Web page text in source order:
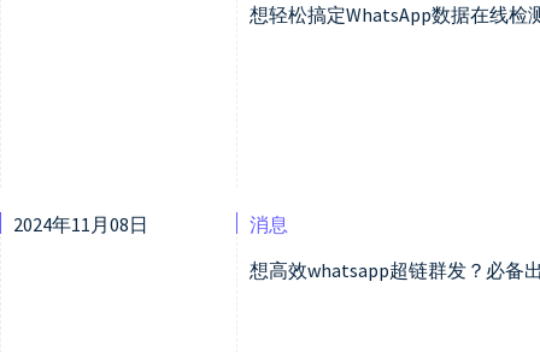
想轻松搞定WhatsApp数据在线检
2024年11月08日
消息
想高效whatsapp超链群发？必备